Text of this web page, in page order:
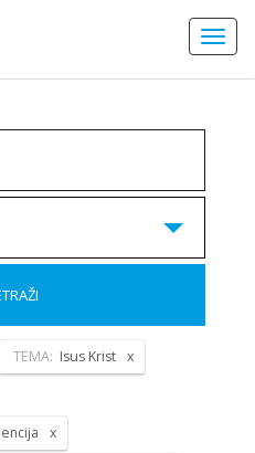
TEMA: Isus Krist